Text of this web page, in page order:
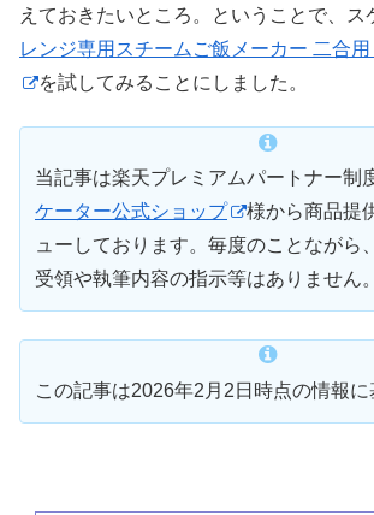
えておきたいところ。ということで、ス
レンジ専用スチームご飯メーカー 二合用
を試してみることにしました。
当記事は楽天プレミアムパートナー制
ケーター公式ショップ
様から商品提
ューしております。毎度のことながら
受領や執筆内容の指示等はありません。
この記事は2026年2月2日時点の情報